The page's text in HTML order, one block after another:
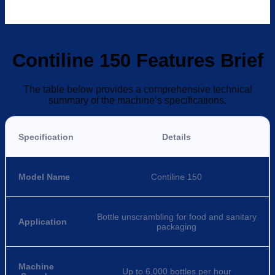
Contiline 150 Features Brief
The table below provides a comprehensive technical
summary of the machine’s specifications.
Specification Details
Model Name Contiline 150
Application
Bottle unscrambling for food and sanitary
packaging
Machine
Up to 6,000 bottles per hour